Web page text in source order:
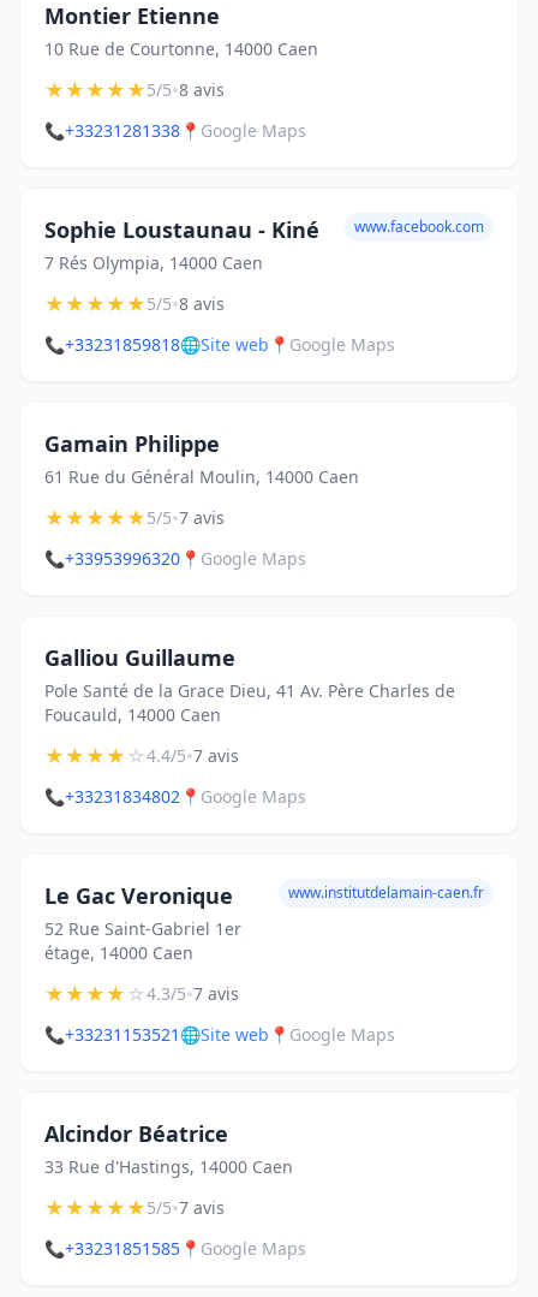
Montier Etienne
10 Rue de Courtonne, 14000 Caen
★★★★★5/5•8 avis
📞+33231281338 📍 Google Maps
Sophie Loustaunau - Kiné
7 Rés Olympia, 14000 Caen
www.facebook.com
★★★★★5/5•8 avis
📞+33231859818🌐Site web 📍 Google Maps
Gamain Philippe
61 Rue du Général Moulin, 14000 Caen
★★★★★5/5•7 avis
📞+33953996320 📍 Google Maps
Galliou Guillaume
Pole Santé de la Grace Dieu, 41 Av. Père Charles de
Foucauld, 14000 Caen
★★★★☆4.4/5•7 avis
📞+33231834802 📍 Google Maps
Le Gac Veronique
52 Rue Saint-Gabriel 1er
étage, 14000 Caen
www.institutdelamain-caen.fr
★★★★☆4.3/5•7 avis
📞+33231153521 🌐Site web 📍 Google Maps
Alcindor Béatrice
33 Rue d'Hastings, 14000 Caen
★★★★★5/5•7 avis
📞+33231851585 📍 Google Maps